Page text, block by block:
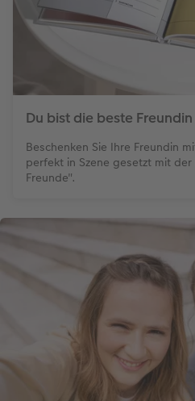
Anleitungen &
Inspiration
Neuheiten
Neuheiten
Mehrteiler
im
Neuheiten
Extras
Einzelkarten
Digitale
CEWE myPhotos
Neuheiten
CEWE
Neuheiten
Du bist die beste Freundin
Beschenken Sie Ihre Freundin
perfekt in Szene gesetzt mit
Freunde".